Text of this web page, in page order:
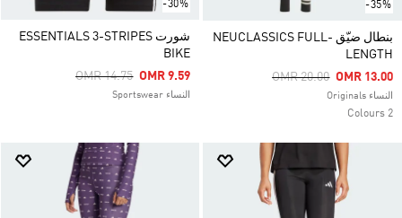
-35%
بنطال ضيّق NEUCLASSICS FULL-
LENGTH
Price Reduced From
OMR 20.00ToOMR 13.00
النساء Originals
2 Colours
-30%
شورت ESSENTIALS 3-STRIPES
BIKE
Price Reduced From
OMR 14.75ToOMR 9.59
النساء Sportswear